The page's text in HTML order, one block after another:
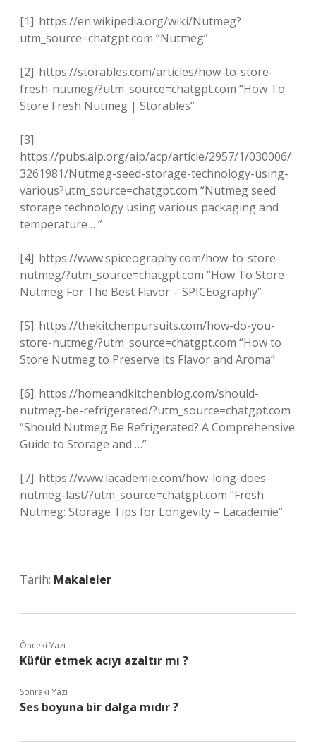
[1]: https://en.wikipedia.org/wiki/Nutmeg?
utm_source=chatgpt.com “Nutmeg”
[2]: https://storables.com/articles/how-to-store-
fresh-nutmeg/?utm_source=chatgpt.com “How To
Store Fresh Nutmeg | Storables”
[3]:
https://pubs.aip.org/aip/acp/article/2957/1/030006/
3261981/Nutmeg-seed-storage-technology-using-
various?utm_source=chatgpt.com “Nutmeg seed
storage technology using various packaging and
temperature …”
[4]: https://www.spiceography.com/how-to-store-
nutmeg/?utm_source=chatgpt.com “How To Store
Nutmeg For The Best Flavor – SPICEography”
[5]: https://thekitchenpursuits.com/how-do-you-
store-nutmeg/?utm_source=chatgpt.com “How to
Store Nutmeg to Preserve its Flavor and Aroma”
[6]: https://homeandkitchenblog.com/should-
nutmeg-be-refrigerated/?utm_source=chatgpt.com
“Should Nutmeg Be Refrigerated? A Comprehensive
Guide to Storage and …”
[7]: https://www.lacademie.com/how-long-does-
nutmeg-last/?utm_source=chatgpt.com “Fresh
Nutmeg: Storage Tips for Longevity – Lacademie”
Tarih: Makaleler
Önceki Yazı
Küfür etmek acıyı azaltır mı ?
Sonraki Yazı
Ses boyuna bir dalga mıdır ?